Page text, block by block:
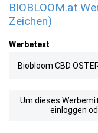
BIOBLOOM.at
Zeichen)
Werbetext
Biobloom CBD
Um dieses
einloggen